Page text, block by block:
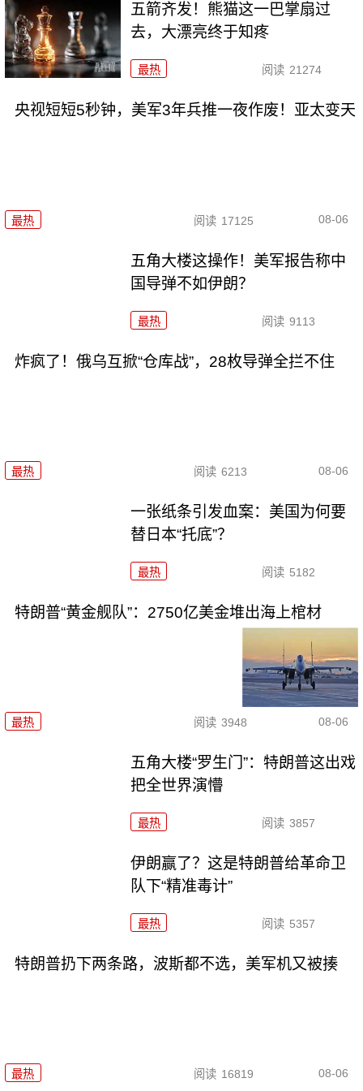
五箭齐发！熊猫这一巴掌扇过
去，大漂亮终于知疼
最热 阅读 21274
央视短短5秒钟，美军3年兵推一夜作废！亚太变天
最热 阅读 17125 08-06
五角大楼这操作！美军报告称中
国导弹不如伊朗？
最热 阅读 9113
炸疯了！俄乌互掀“仓库战”，28枚导弹全拦不住
最热 阅读 6213 08-06
一张纸条引发血案：美国为何要
替日本“托底”？
最热 阅读 5182
特朗普“黄金舰队”：2750亿美金堆出海上棺材
最热 阅读 3948 08-06
五角大楼“罗生门”：特朗普这出戏
把全世界演懵
最热 阅读 3857
伊朗赢了？这是特朗普给革命卫
队下“精准毒计”
最热 阅读 5357
特朗普扔下两条路，波斯都不选，美军机又被揍
最热 阅读 16819 08-06